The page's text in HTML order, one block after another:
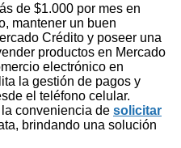
de $1.000 por mes en
mantener un buen
Crédito y poseer una
productos en Mercado
electrónico en
la gestión de pagos y
el teléfono celular.
conveniencia de solicitar
brindando una solución